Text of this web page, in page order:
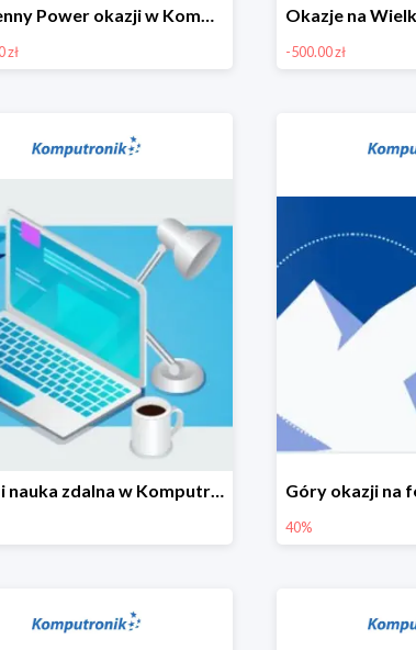
Wiosenny Power okazji w Komputronik - laptopy do 1300 zł
zł -500.00 zł
Praca i nauka zdalna w Komputronik do -850 zł
40%